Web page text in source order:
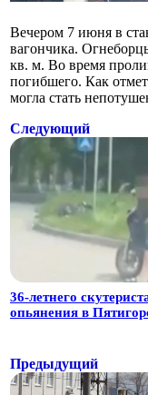
Вечером 7 июня в
вагончика.
кв. м. Во время
погибшего. Как
могла стать
Следующий
36-летнего
опьянения в
Предыдущий